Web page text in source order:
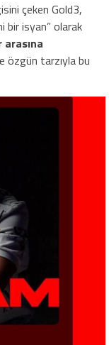
çeken Gold3,
bir isyan” olarak
özgün tarzıyla bu